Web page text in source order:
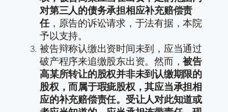
对第三人的债务承担相应补充赔偿责
任，原告的诉讼请求，于法有据，本院
予以支持。
被告辩称认缴出资时间未到，应当通过
破产程序来追缴股东出资。然而，被告
高某所转让的股权并非未到认缴期限的
股权，而属于瑕疵股权，其应当承担相
应的补充赔偿责任。受让人对此知道或